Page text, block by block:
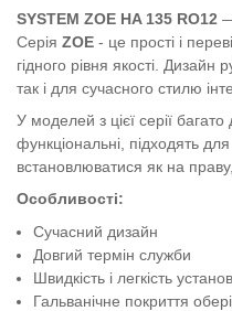
SYSTEM ZOE HA 135 RO12
Серія ZOE - це прості і
гідного рівня якості. Дизайн
так і для сучасного стилю
У моделей з цієї серії багато
функціональні, підходять
встановлюватися як на праву,
Особливості:
Сучасний дизайн
Довгий термін служби
Швидкість і легкість
Гальванічне покриття